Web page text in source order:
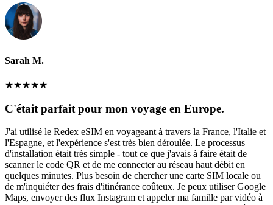
Sarah M.
★★★★★
C'était parfait pour mon voyage en Europe.
J'ai utilisé le Redex eSIM en voyageant à travers la France, l'Italie et
l'Espagne, et l'expérience s'est très bien déroulée. Le processus
d'installation était très simple - tout ce que j'avais à faire était de
scanner le code QR et de me connecter au réseau haut débit en
quelques minutes. Plus besoin de chercher une carte SIM locale ou
de m'inquiéter des frais d'itinérance coûteux. Je peux utiliser Google
Maps, envoyer des flux Instagram et appeler ma famille par vidéo à